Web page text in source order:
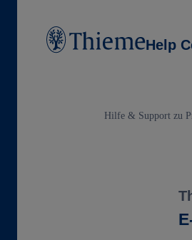
Help
Hilfe & Support zu